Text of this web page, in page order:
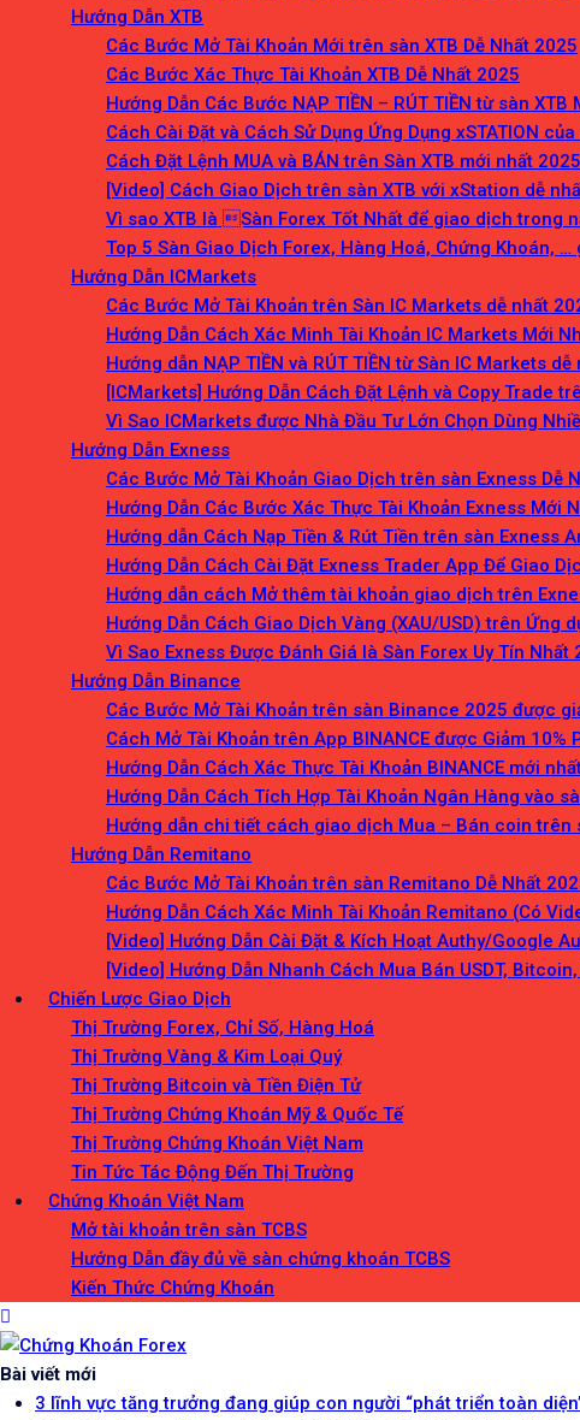
Hướng Dẫn XTB
Các Bước Mở Tài Khoản Mới trên sàn XTB Dễ Nhất 2025
Các Bước Xác Thực Tài Khoản XTB Dễ Nhất 2025
Hướng Dẫn Các Bước NẠP TIỀN – RÚT TIỀN từ sàn XTB
Cách Cài Đặt và Cách Sử Dụng Ứng Dụng xSTATION
Cách Đặt Lệnh MUA và BÁN trên Sàn XTB mới nhất 2025
[Video] Cách Giao Dịch trên sàn XTB với xStation dễ
Vì sao XTB là Sàn Forex Tốt Nhất để giao dịch trong
Top 5 Sàn Giao Dịch Forex, Hàng Hoá, Chứng Khoán, …
Hướng Dẫn ICMarkets
Các Bước Mở Tài Khoản trên Sàn IC Markets dễ nhất
Hướng Dẫn Cách Xác Minh Tài Khoản IC Markets Mới
Hướng dẫn NẠP TIỀN và RÚT TIỀN từ Sàn IC Markets dễ
[ICMarkets] Hướng Dẫn Cách Đặt Lệnh và Copy Trade
Vì Sao ICMarkets được Nhà Đầu Tư Lớn Chọn Dùng
Hướng Dẫn Exness
Các Bước Mở Tài Khoản Giao Dịch trên sàn Exness Dễ
Hướng Dẫn Các Bước Xác Thực Tài Khoản Exness Mới
Hướng dẫn Cách Nạp Tiền & Rút Tiền trên sàn Exness
Hướng Dẫn Cách Cài Đặt Exness Trader App Để Giao
Hướng dẫn cách Mở thêm tài khoản giao dịch trên
Hướng Dẫn Cách Giao Dịch Vàng (XAU/USD) trên Ứng
Vì Sao Exness Được Đánh Giá là Sàn Forex Uy Tín Nhất
Hướng Dẫn Binance
Các Bước Mở Tài Khoản trên sàn Binance 2025 được
Cách Mở Tài Khoản trên App BINANCE được Giảm 10%
Hướng Dẫn Cách Xác Thực Tài Khoản BINANCE mới
Hướng Dẫn Cách Tích Hợp Tài Khoản Ngân Hàng vào
Hướng dẫn chi tiết cách giao dịch Mua – Bán coin trên
Hướng Dẫn Remitano
Các Bước Mở Tài Khoản trên sàn Remitano Dễ Nhất
Hướng Dẫn Cách Xác Minh Tài Khoản Remitano (Có
[Video] Hướng Dẫn Cài Đặt & Kích Hoạt Authy/Google
[Video] Hướng Dẫn Nhanh Cách Mua Bán USDT,
Chiến Lược Giao Dịch
Thị Trường Forex, Chỉ Số, Hàng Hoá
Thị Trường Vàng & Kim Loại Quý
Thị Trường Bitcoin và Tiền Điện Tử
Thị Trường Chứng Khoán Mỹ & Quốc Tế
Thị Trường Chứng Khoán Việt Nam
Tin Tức Tác Động Đến Thị Trường
Chứng Khoán Việt Nam
Mở tài khoản trên sàn TCBS
Hướng Dẫn đầy đủ về sàn chứng khoán TCBS
Kiến Thức Chứng Khoán
Chứng Khoán Forex
Blog chia sẻ về Chứng Khoán và Forex
Bài viết mới
3 lĩnh vực tăng trưởng đang giúp con người “phát triển toàn